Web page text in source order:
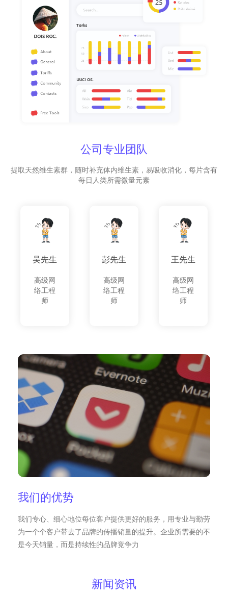
公司专业团队
提取天然维生素群，随时补充体内维生素，易吸收消化，每片含有
每日人类所需微量元素
吴先生
高级网
络工程
师
彭先生
高级网
络工程
师
王先生
高级网
络工程
师
我们的优势
我们专心、细心地位每位客户提供更好的服务，用专业与勤劳
为一个个客户带去了品牌的传播销量的提升。企业所需要的不
是今天销量，而是持续性的品牌竞争力
新闻资讯